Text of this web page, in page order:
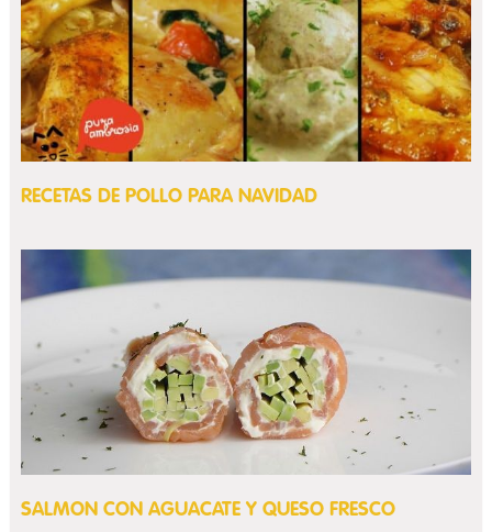
RECETAS DE POLLO PARA NAVIDAD
SALMON CON AGUACATE Y QUESO FRESCO